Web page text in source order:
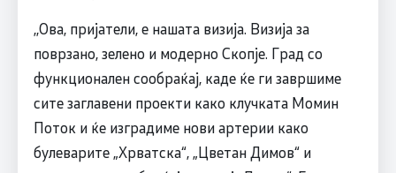
,,Ова, пријатели, е нашата визија. Визија за
поврзано, зелено и модерно Скопје. Град со
функционален сообраќај, каде ќе ги завршиме
сите заглавени проекти како клучката Момин
Поток и ќе изградиме нови артерии како
булеварите „Хрватска“, „Цветан Димов“ и